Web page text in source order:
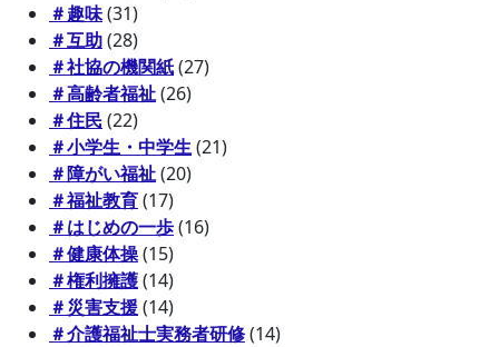
＃趣味(31)
＃互助(28)
＃社協の機関紙(27)
＃高齢者福祉(26)
＃住民(22)
＃小学生・中学生(21)
＃障がい福祉(20)
＃福祉教育(17)
＃はじめの一歩(16)
＃健康体操(15)
＃権利擁護(14)
＃災害支援(14)
＃介護福祉士実務者研修(14)